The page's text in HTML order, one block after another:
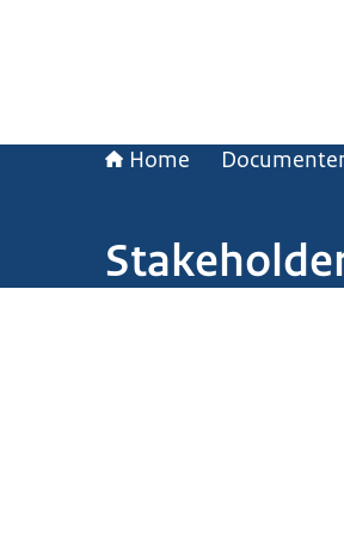
Home